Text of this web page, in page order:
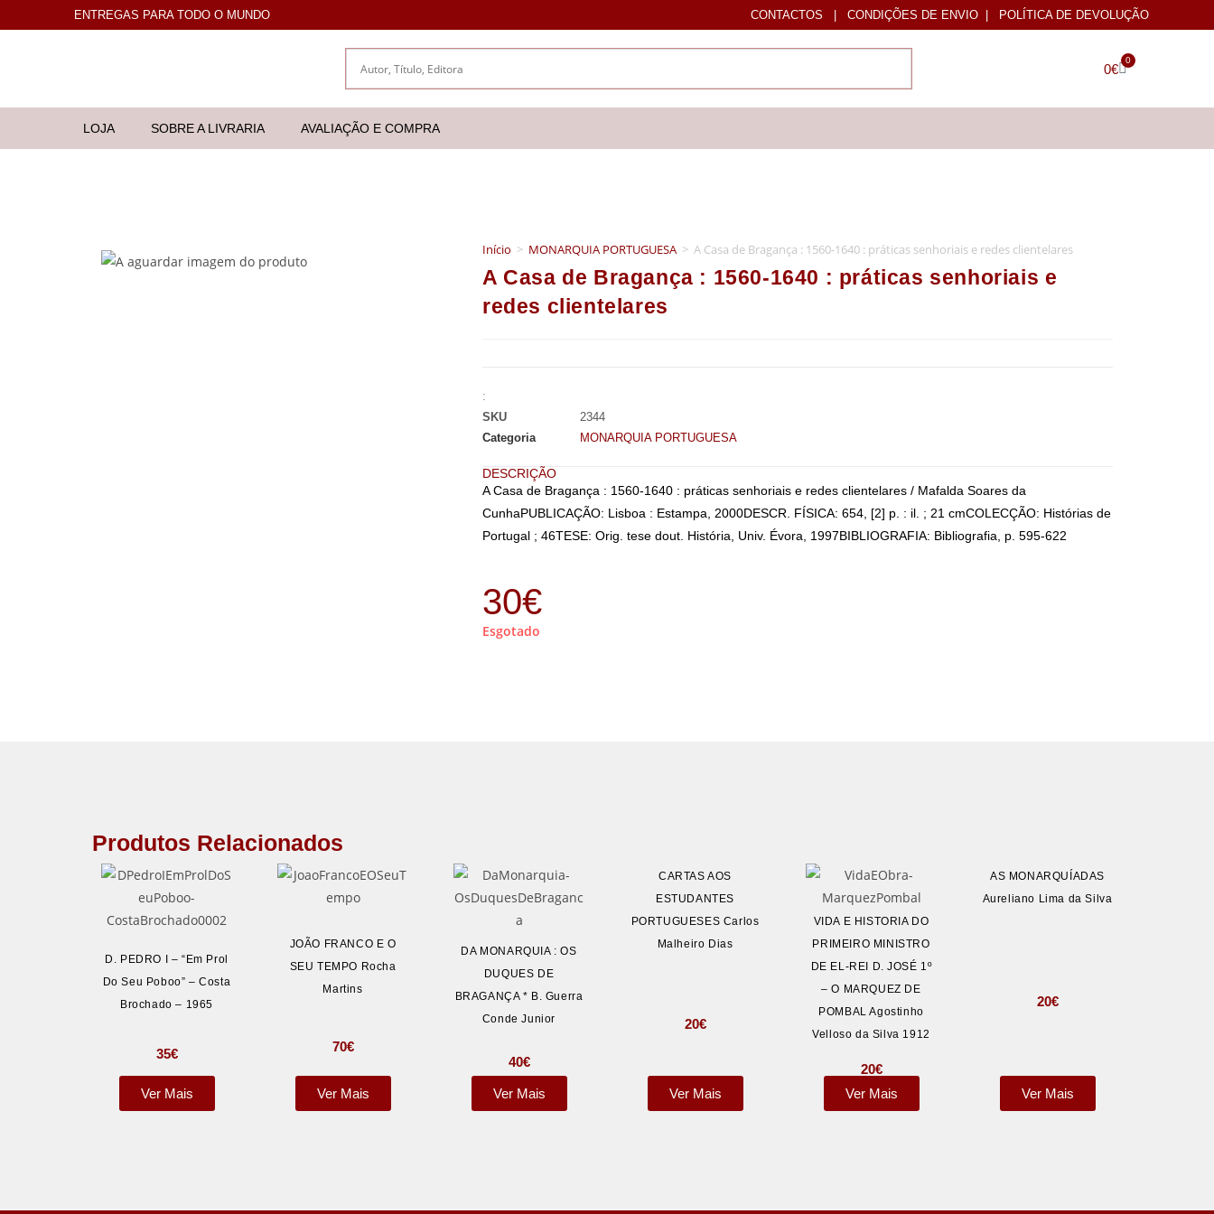
ENTREGAS PARA TODO O MUNDO CONTACTOS | CONDIÇÕES DE ENVIO | POLÍTICA DE DEVOLUÇÃO
0€
0
LOJA SOBRE A LIVRARIA AVALIAÇÃO E COMPRA
Início > MONARQUIA PORTUGUESA > A Casa de Bragança : 1560-1640 : práticas senhoriais e redes clientelares
A Casa de Bragança : 1560-1640 : práticas senhoriais e
redes clientelares
:
SKU
2344
Categoria
MONARQUIA PORTUGUESA
DESCRIÇÃO
A Casa de Bragança : 1560-1640 : práticas senhoriais e redes clientelares / Mafalda Soares da
CunhaPUBLICAÇÃO: Lisboa : Estampa, 2000DESCR. FÍSICA: 654, [2] p. : il. ; 21 cmCOLECÇÃO: Histórias de
Portugal ; 46TESE: Orig. tese dout. História, Univ. Évora, 1997BIBLIOGRAFIA: Bibliografia, p. 595-622
30€
Esgotado
Produtos Relacionados
D. PEDRO I – “Em Prol
Do Seu Poboo” – Costa
Brochado – 1965
35€
Ver Mais
JOÃO FRANCO E O
SEU TEMPO Rocha
Martins
70€
Ver Mais
DA MONARQUIA : OS
DUQUES DE
BRAGANÇA * B. Guerra
Conde Junior
40€
Ver Mais
CARTAS AOS
ESTUDANTES
PORTUGUESES Carlos
Malheiro Dias
20€
Ver Mais
VIDA E HISTORIA DO
PRIMEIRO MINISTRO
DE EL-REI D. JOSÉ 1º
– O MARQUEZ DE
POMBAL Agostinho
Velloso da Silva 1912
20€
Ver Mais
AS MONARQUÍADAS
Aureliano Lima da Silva
20€
Ver Mais